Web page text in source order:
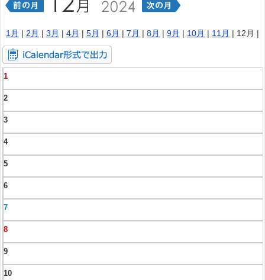
1月 | 2月 | 3月 | 4月 | 5月 | 6月 | 7月 | 8月 | 9月 | 10月 | 11月 | 12月 |
1
2
3
4
5
6
7
8
9
10